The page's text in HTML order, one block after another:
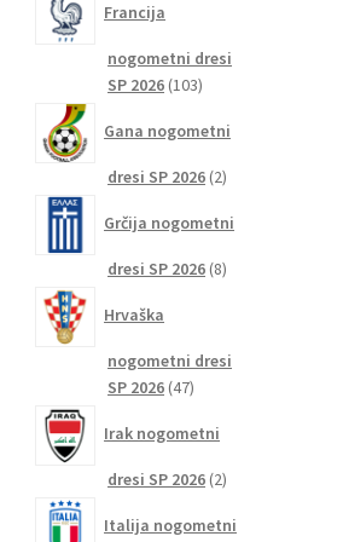
Francija
nogometni dresi
SP 2026 103103
Gana nogometni
dresi SP 2026 22
Grčija nogometni
dresi SP 2026 88
Hrvaška
nogometni dresi
SP 2026 4747
Irak nogometni
dresi SP 2026 22
Italija nogometni